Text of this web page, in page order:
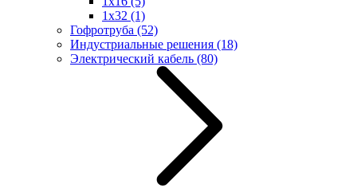
1x32 (1)
Гофротруба (52)
Индустриальные решения (18)
Электрический кабель (80)